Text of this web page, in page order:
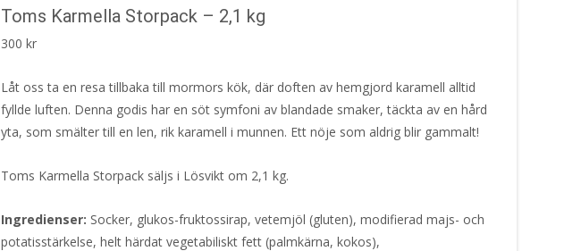
Toms Karmella Storpack – 2,1 kg
300 kr
Låt oss ta en resa tillbaka till mormors kök, där doften av hemgjord karamell alltid
fyllde luften. Denna godis har en söt symfoni av blandade smaker, täckta av en hård
yta, som smälter till en len, rik karamell i munnen. Ett nöje som aldrig blir gammalt!
Toms Karmella Storpack säljs i Lösvikt om 2,1 kg.
Ingredienser: Socker, glukos-fruktossirap, vetemjöl (gluten), modifierad majs- och
potatisstärkelse, helt härdat vegetabiliskt fett (palmkärna, kokos),